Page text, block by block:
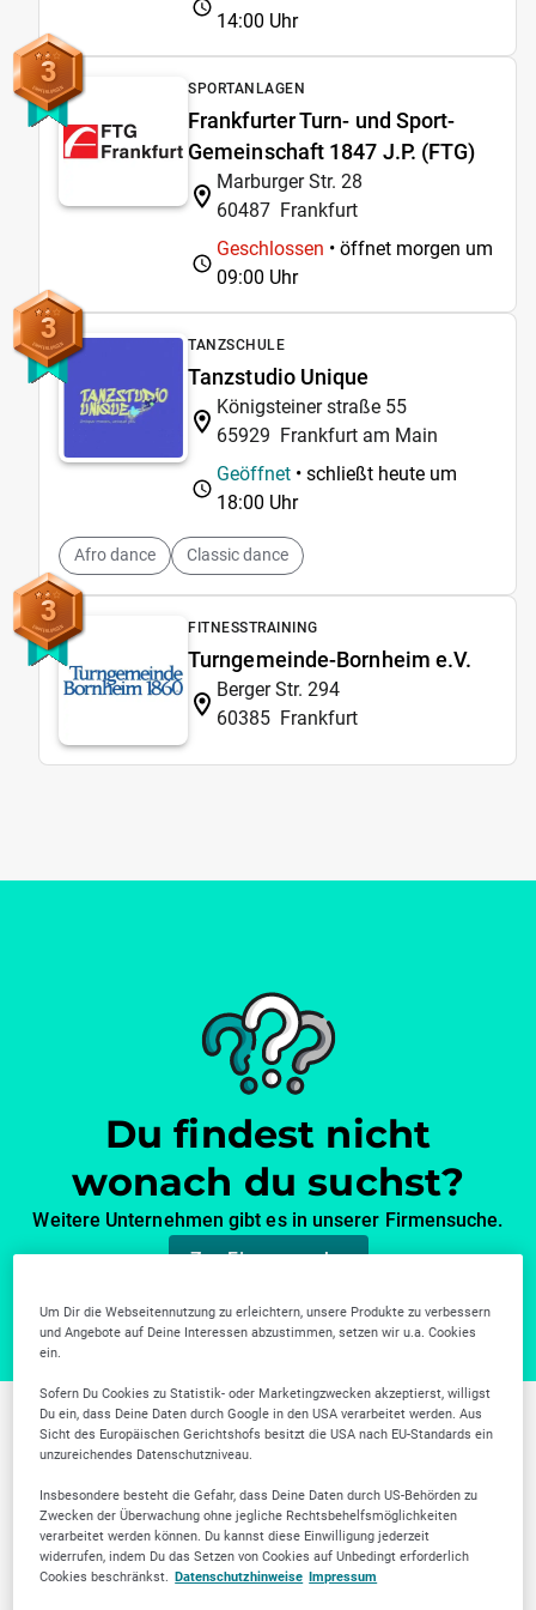
14:00 Uhr
3 SPORTANLAGEN
Frankfurter Turn- und Sport-
Gemeinschaft 1847 J.P. (FTG)
Marburger Str. 28
60487 Frankfurt
Geschlossen • öffnet morgen um
09:00 Uhr
3 TANZSCHULE
Tanzstudio Unique
Königsteiner straße 55
65929 Frankfurt am Main
Geöffnet • schließt heute um
18:00 Uhr
Afro dance Classic dance
3 FITNESSTRAINING
Turngemeinde-Bornheim e.V.
Berger Str. 294
60385 Frankfurt
Du findest nicht
wonach du suchst?
Weitere Unternehmen gibt es in unserer Firmensuche.
Zur Firmensuche
Weitere Branchen in
Darmstadt
Um Dir die Webseitennutzung zu erleichtern, unsere Produkte zu verbessern
und Angebote auf Deine Interessen abzustimmen, setzen wir u.a. Cookies
ein.
Sofern Du Cookies zu Statistik- oder Marketingzwecken akzeptierst, willigst
Du ein, dass Deine Daten durch Google in den USA verarbeitet werden. Aus
Sicht des Europäischen Gerichtshofs besitzt die USA nach EU-Standards ein
unzureichendes Datenschutzniveau.
Insbesondere besteht die Gefahr, dass Deine Daten durch US-Behörden zu
Zwecken der Überwachung ohne jegliche Rechtsbehelfsmöglichkeiten
verarbeitet werden können. Du kannst diese Einwilligung jederzeit
widerrufen, indem Du das Setzen von Cookies auf Unbedingt erforderlich
Cookies beschränkst. Datenschutzhinweise Impressum